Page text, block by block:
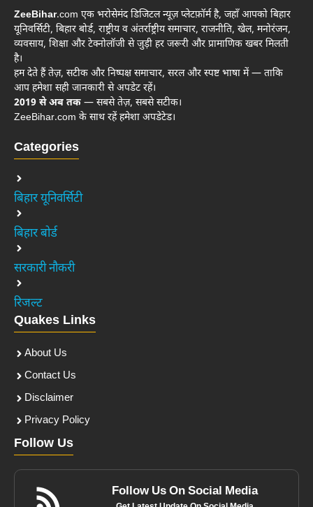
ZeeBihar.com एक भरोसेमंद डिजिटल न्यूज़ प्लेटफ़ॉर्म है, जहाँ आपको बिहार
यूनिवर्सिटी, बिहार बोर्ड, राष्ट्रीय व अंतर्राष्ट्रीय समाचार, राजनीति, खेल, मनोरंजन,
व्यवसाय, शिक्षा और टेक्नोलॉजी से जुड़ी हर जरूरी और प्रामाणिक खबर मिलती
है।
हम देते हैं तेज़, सटीक और निष्पक्ष समाचार, सरल और स्पष्ट भाषा में — ताकि
आप हमेशा सही जानकारी से अपडेट रहें।
2019 से अब तक — सबसे तेज़, सबसे सटीक।
ZeeBihar.com के साथ रहें हमेशा अपडेटेड।
Categories
बिहार यूनिवर्सिटी
बिहार बोर्ड
सरकारी नौकरी
रिजल्ट
Quakes Links
About Us
Contact Us
Disclaimer
Privacy Policy
Follow Us
Follow Us On Social Media